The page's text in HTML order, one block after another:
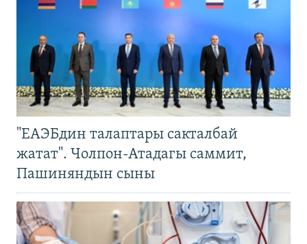
"ЕАЭБдин талаптары сакталбай
жатат". Чолпон-Атадагы саммит,
Пашиняндын сыны